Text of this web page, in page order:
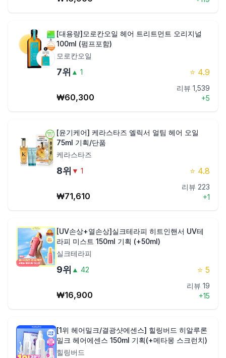
[대용량]모로칸오일 헤어 트리트먼트 오리지널
100ml (펌프포함)
모로칸오일
7위 ▲ 1 ⭐ 4.9
₩60,300
리뷰 1,539
+5
[윤기케어] 케라스타즈 엘릭서 얼팀 헤어 오일
75ml 기획/단품
케라스타즈
8위 ▼ 1 ⭐ 4.8
₩71,610
리뷰 223
+1
[UV손상+열손상]실크테라피 히트인핸서 UV테
라피 미스트 150ml 기획 (+50ml)
실크테라피
9위 ▲ 42 ⭐ 5
₩16,900
리뷰 19
+15
[1위 헤어밀크/결광샷에센스] 힐링버드 히알루론
밀크 헤어에센스 150ml 기획(+메타몽 스크런치)
힐링버드